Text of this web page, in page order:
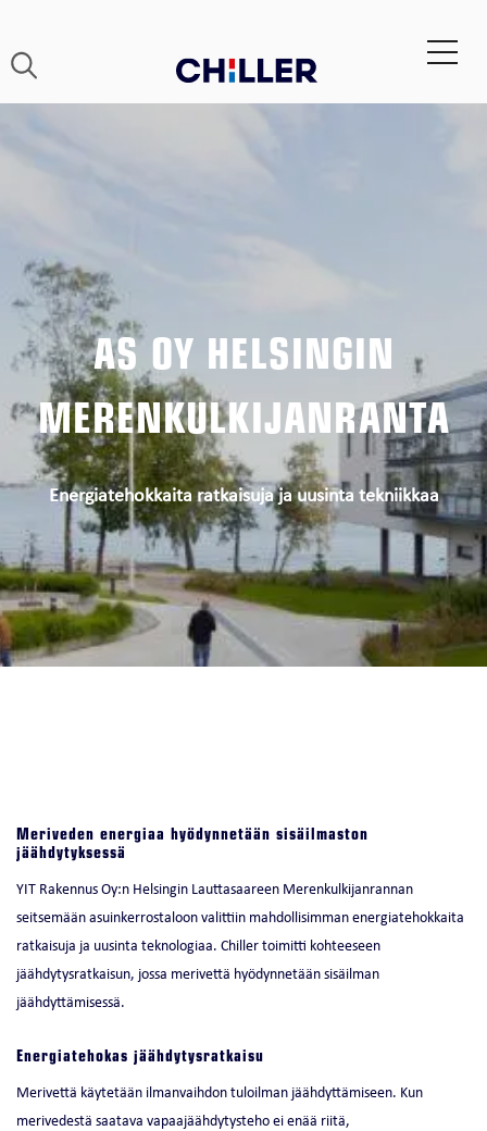
AS OY HELSINGIN
MERENKULKIJANRANTA
Energiatehokkaita ratkaisuja ja uusinta tekniikkaa
Meriveden energiaa hyödynnetään sisäilmaston
jäähdytyksessä
YIT Rakennus Oy:n Helsingin Lauttasaareen Merenkulkijanrannan
seitsemään asuinkerrostaloon valittiin mahdollisimman energiatehokkaita
ratkaisuja ja uusinta teknologiaa. Chiller toimitti kohteeseen
jäähdytysratkaisun, jossa merivettä hyödynnetään sisäilman
jäähdyttämisessä.
Energiatehokas jäähdytysratkaisu
Merivettä käytetään ilmanvaihdon tuloilman jäähdyttämiseen. Kun
merivedestä saatava vapaajäähdytysteho ei enää riitä,